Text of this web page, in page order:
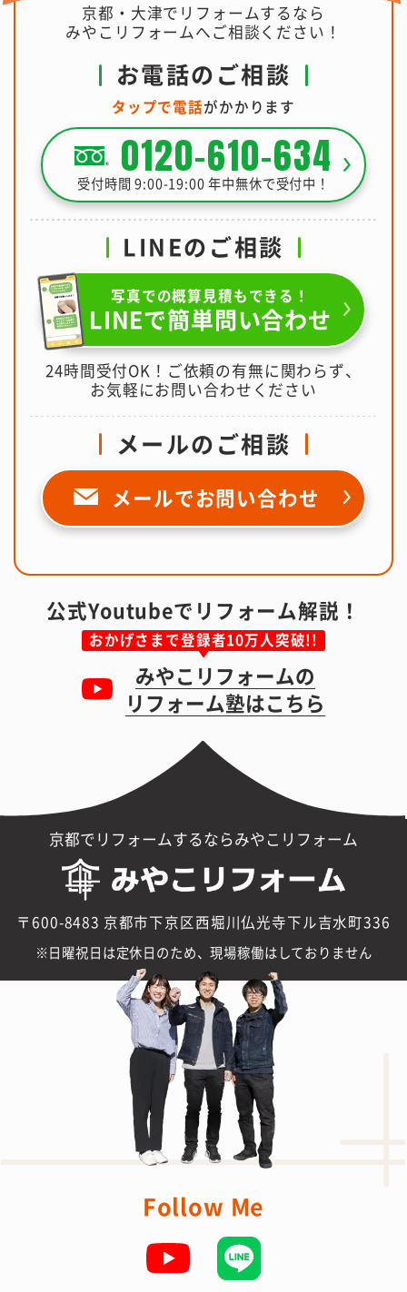
京都・大津でリフォームするなら
みやこリフォームへご相談ください！
お電話のご相談
タップで電話がかかります
0120-610-634
受付時間 9:00-19:00 年中無休で受付中！
LINEのご相談
写真での概算見積もできる！
LINEで簡単問い合わせ
24時間受付OK！ご依頼の有無に関わらず、
お気軽にお問い合わせください
メールのご相談
メールでお問い合わせ
公式Youtubeでリフォーム解説！
おかげさまで登録者10万人突破!!
みやこリフォームの
リフォーム塾はこちら
京都でリフォームするならみやこリフォーム
〒600-8483 京都市下京区西堀川仏光寺下ル吉水町336
日曜祝日は定休日のため、現場稼働はしておりません
Follow Me